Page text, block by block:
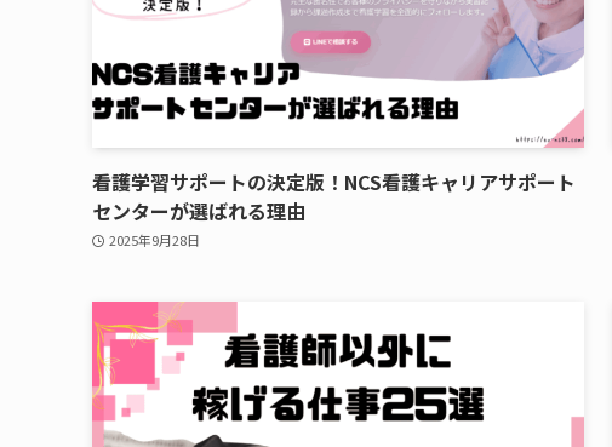
看護学習サポートの決定版！NCS看護キャリアサポート
センターが選ばれる理由
2025年9月28日